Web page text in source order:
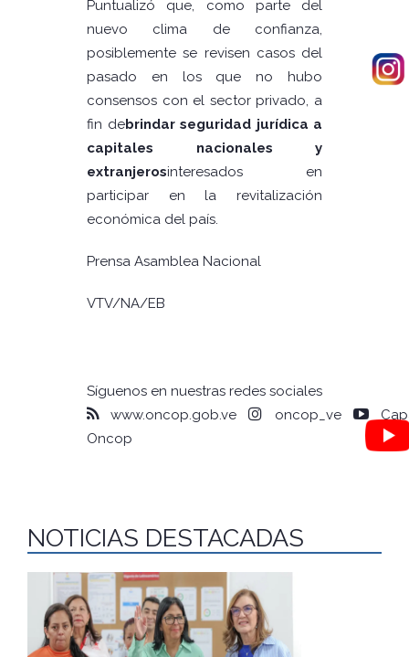
Puntualizó que, como parte del
nuevo clima de confianza,
posiblemente se revisen casos del
pasado en los que no hubo
consensos con el sector privado, a
fin debrindar seguridad jurídica a
capitales nacionales y
extranjerosinteresados en
participar en la revitalización
económica del país.
Prensa Asamblea Nacional
VTV/NA/EB
Síguenos en nuestras redes sociales
www.oncop.gob.ve
oncop_ve
Oncop
NOTICIAS DESTACADAS